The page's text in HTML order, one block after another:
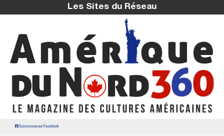
Les Sites du Réseau
Suivez nous sur Facebook